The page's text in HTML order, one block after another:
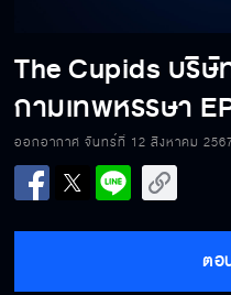
The Cupids บริ
กามเทพหรรษา
ออกอากาศ จันทร์ที่ 12 สิงหาคม
ตอ
The
หรรษา
หรรษ